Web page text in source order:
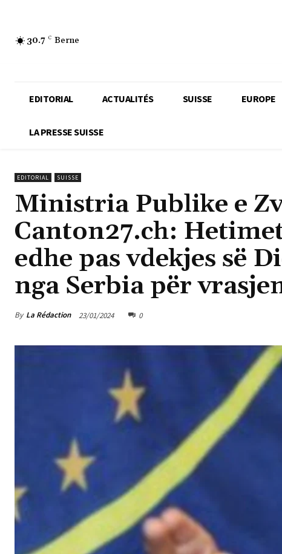
30.7 C Berne
EDITORIAL ACTUALITÉS SUISSE EUROPE
LA PRESSE SUISSE
EDITORIAL SUISSE
Ministria Publike e
Canton27.ch:
edhe pas vdekjes së
nga Serbia për
By La Rédaction 23/01/2024 0